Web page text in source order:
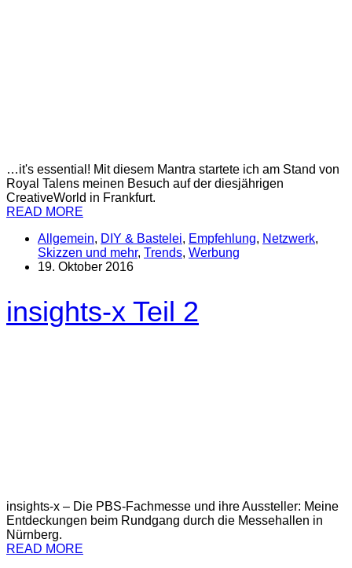
…it's essential! Mit diesem Mantra startete ich am Stand von
Royal Talens meinen Besuch auf der diesjährigen
CreativeWorld in Frankfurt.
READ MORE
Allgemein, DIY & Bastelei, Empfehlung, Netzwerk,
Skizzen und mehr, Trends, Werbung
19. Oktober 2016
insights-x Teil 2
insights-x – Die PBS-Fachmesse und ihre Aussteller: Meine
Entdeckungen beim Rundgang durch die Messehallen in
Nürnberg.
READ MORE